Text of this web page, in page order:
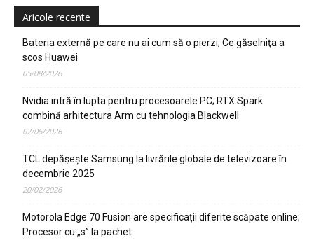
Aricole recente
Bateria externă pe care nu ai cum să o pierzi; Ce găselniţa a
scos Huawei
05/08/2026
Nvidia intră în lupta pentru procesoarele PC; RTX Spark
combină arhitectura Arm cu tehnologia Blackwell
02/06/2026
TCL depășește Samsung la livrările globale de televizoare în
decembrie 2025
20/02/2026
Motorola Edge 70 Fusion are specificații diferite scăpate online;
Procesor cu „s” la pachet